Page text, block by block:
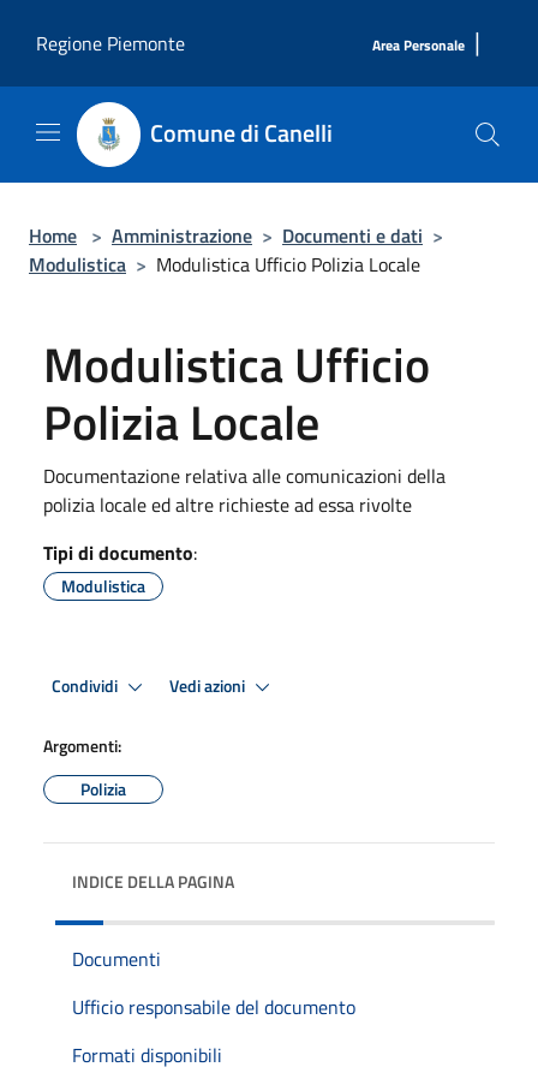
Regione Piemonte
Area Personale |
Comune di Canelli
Home > Amministrazione > Documenti e dati >
Modulistica > Modulistica Ufficio Polizia Locale
Modulistica Ufficio
Polizia Locale
Documentazione relativa alle comunicazioni della
polizia locale ed altre richieste ad essa rivolte
Tipi di documento:
Modulistica
Condividi Vedi azioni
Argomenti:
Polizia
INDICE DELLA PAGINA
Documenti
Ufficio responsabile del documento
Formati disponibili